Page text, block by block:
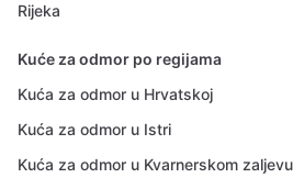
Rijeka
Kuće za odmor po regijama
Kuća za odmor u Hrvatskoj
Kuća za odmor u Istri
Kuća za odmor u Kvarnerskom zaljevu